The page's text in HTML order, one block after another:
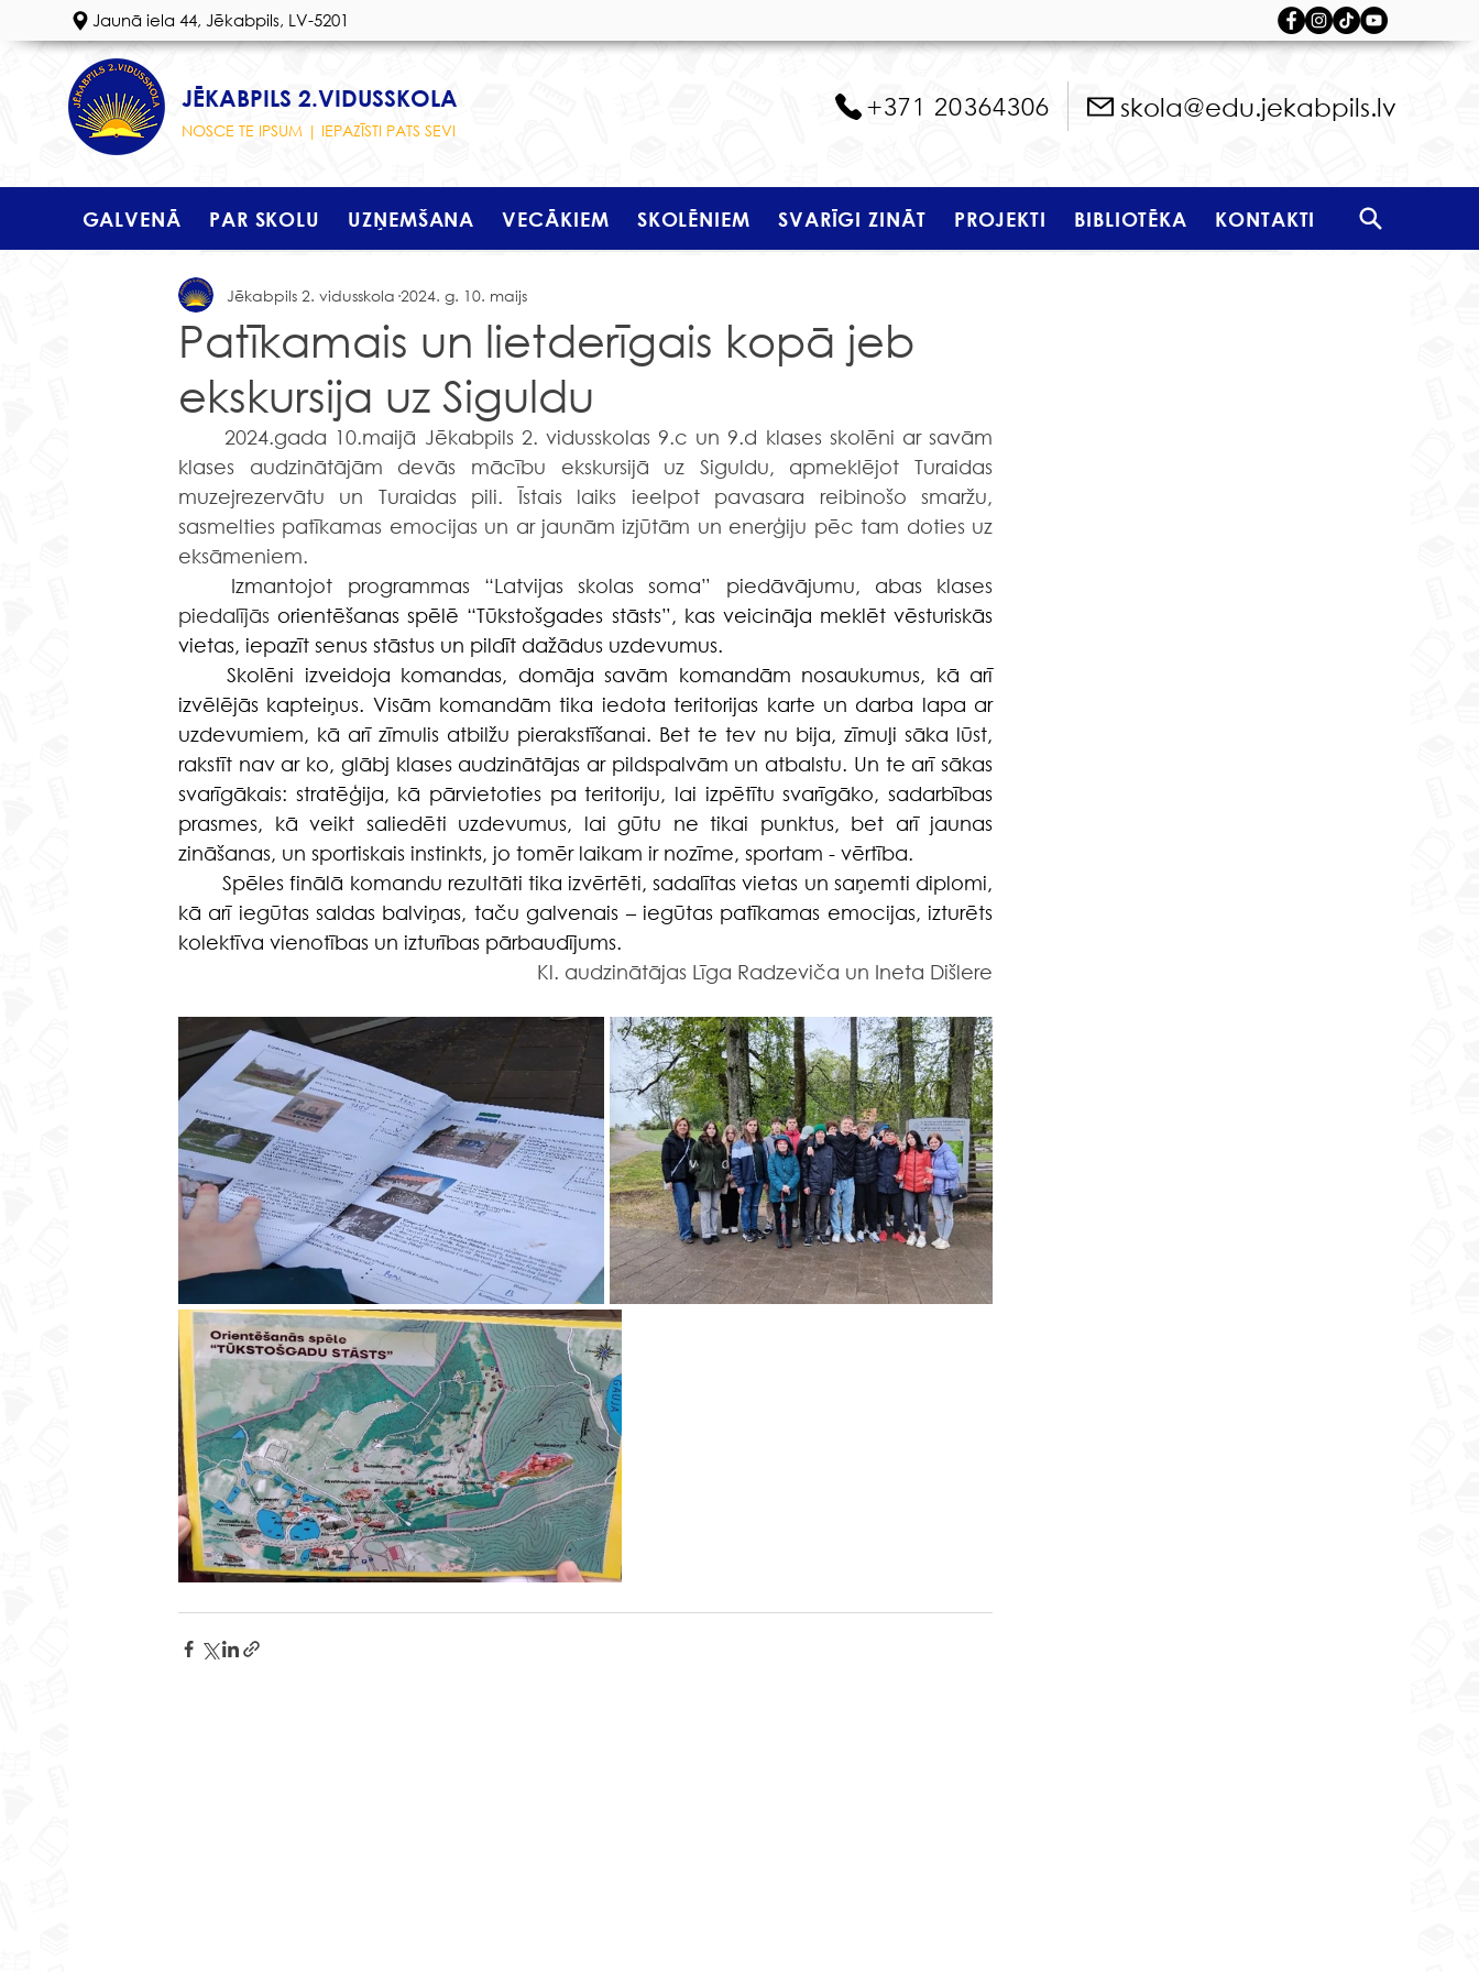
Jaunā iela 44, Jēkabpils, LV-5201
JĒKABPILS 2.VIDUSSKOLA
NOSCE TE IPSUM | IEPAZĪSTI PATS SEVI
+371 20364306 skola@edu.jekabpils.lv
GALVENĀ PAR SKOLU UZŅEMŠANA VECĀKIEM SKOLĒNIEM SVARĪGI ZINĀT PROJEKTI BIBLIOTĒKA KONTAKTI
Patīkamais un lietderīgais kopā jeb
ekskursija uz Siguldu
Jēkabpils 2. vidusskola 2024. g. 10. maijs
klases audzinātājām devās mācību ekskursijā uz Siguldu, apmeklējot Turaidas
muzejrezervātu un Turaidas pili. Īstais laiks ieelpot pavasara reibinošo smaržu,
sasmelties patīkamas emocijas un ar jaunām izjūtām un enerģiju pēc tam doties uz
eksāmeniem.
piedalījās orientēšanas spēlē “Tūkstošgades stāsts”, kas veicināja meklēt vēsturiskās
vietas, iepazīt senus stāstus un pildīt dažādus uzdevumus.
	Skolēni izveidoja komandas, domāja savām komandām nosaukumus, kā arī
izvēlējās kapteiņus. Visām komandām tika iedota teritorijas karte un darba lapa ar
uzdevumiem, kā arī zīmulis atbilžu pierakstīšanai. Bet te tev nu bija, zīmuļi sāka lūst,
rakstīt nav ar ko, glābj klases audzinātājas ar pildspalvām un atbalstu. Un te arī sākas
svarīgākais: stratēģija, kā pārvietoties pa teritoriju, lai izpētītu svarīgāko, sadarbības
prasmes, kā veikt saliedēti uzdevumus, lai gūtu ne tikai punktus, bet arī jaunas
zināšanas, un sportiskais instinkts, jo tomēr laikam ir nozīme, sportam - vērtība.
	Spēles finālā komandu rezultāti tika izvērtēti, sadalītas vietas un saņemti diplomi,
kā arī iegūtas saldas balviņas, taču galvenais – iegūtas patīkamas emocijas, izturēts
kolektīva vienotības un izturības pārbaudījums.
Kl. audzinātājas Līga Radzeviča un Ineta Dišlere